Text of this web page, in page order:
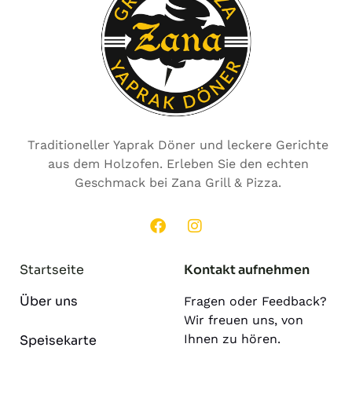
Traditioneller Yaprak Döner und leckere Gerichte
aus dem Holzofen. Erleben Sie den echten
Geschmack bei Zana Grill & Pizza.
Startseite
Über uns
Speisekarte
Kontakt aufnehmen
Fragen oder Feedback?
Wir freuen uns, von
Ihnen zu hören.